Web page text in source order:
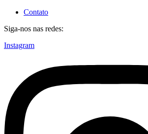
Contato
Siga-nos nas redes:
Instagram